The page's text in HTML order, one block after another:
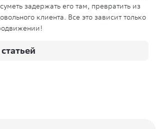
задержать его там, превратить из
клиента. Все это зависит только